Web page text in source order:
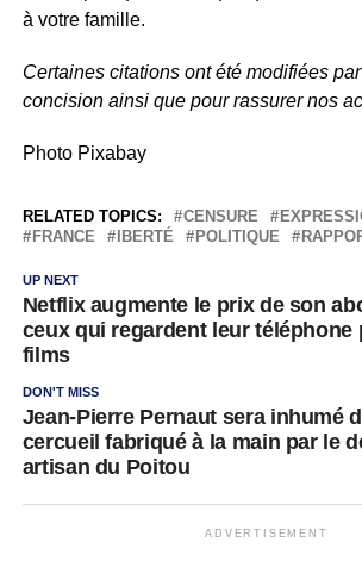
à votre famille.
Certaines citations ont été modifiées
concision ainsi que pour rassurer nos
Photo Pixabay
RELATED TOPICS: CENSURE
FRANCE
IBERTÉ POLITIQUE
UP NEXT
Netflix augmente le prix de son
ceux qui regardent leur téléphone
films
DON'T MISS
Jean-Pierre Pernaut sera inhumé
cercueil fabriqué à la main par le
artisan du Poitou
ADVERTISEMENT